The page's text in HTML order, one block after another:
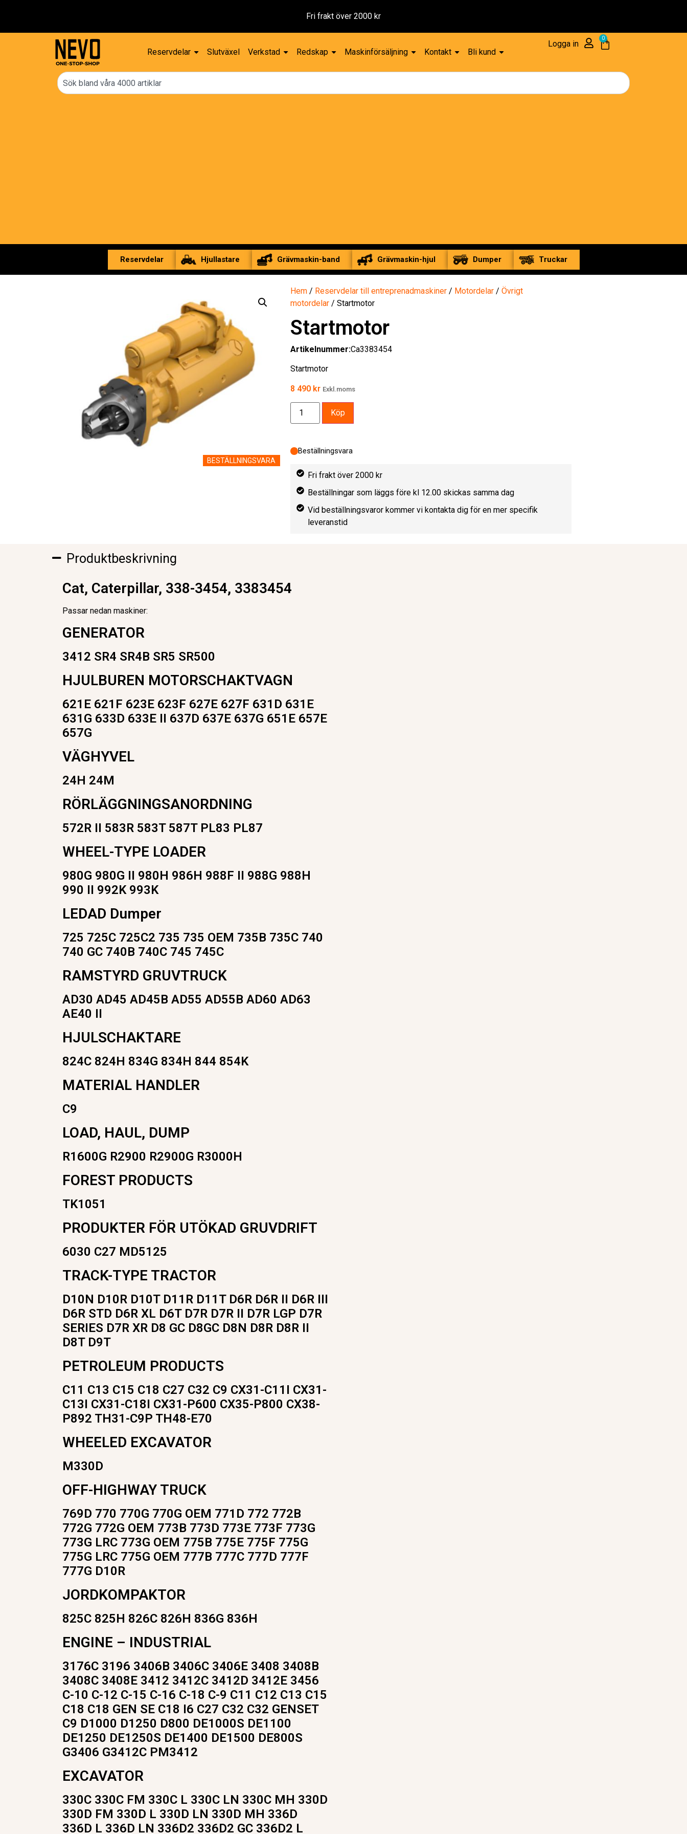
Reservdelar Slutväxel Verkstad Redskap Maskinförsäljning Kontakt Bli kund
Logga in
0
Reservdelar Hjullastare Grävmaskin-band Grävmaskin-hjul Dumper Truckar
BESTÄLLNINGSVARA
Hem / Reservdelar till entreprenadmaskiner / Motordelar / Övrigt
motordelar / Startmotor
Startmotor
Artikelnummer:Ca3383454
Startmotor
8 490 kr Exkl.moms
Beställningsvara
Köp
Fri frakt över 2000 kr
Beställningar som läggs före kl 12.00 skickas samma dag
Vid beställningsvaror kommer vi kontakta dig för en mer specifik
leveranstid
Produktbeskrivning
Cat, Caterpillar, 338-3454, 3383454
Passar nedan maskiner:
GENERATOR
3412 SR4 SR4B SR5 SR500
HJULBUREN MOTORSCHAKTVAGN
621E 621F 623E 623F 627E 627F 631D 631E
631G 633D 633E II 637D 637E 637G 651E 657E
657G
VÄGHYVEL
24H 24M
RÖRLÄGGNINGSANORDNING
572R II 583R 583T 587T PL83 PL87
WHEEL-TYPE LOADER
980G 980G II 980H 986H 988F II 988G 988H
990 II 992K 993K
LEDAD Dumper
725 725C 725C2 735 735 OEM 735B 735C 740
740 GC 740B 740C 745 745C
RAMSTYRD GRUVTRUCK
AD30 AD45 AD45B AD55 AD55B AD60 AD63
AE40 II
HJULSCHAKTARE
824C 824H 834G 834H 844 854K
MATERIAL HANDLER
C9
LOAD, HAUL, DUMP
R1600G R2900 R2900G R3000H
FOREST PRODUCTS
TK1051
PRODUKTER FÖR UTÖKAD GRUVDRIFT
6030 C27 MD5125
TRACK-TYPE TRACTOR
D10N D10R D10T D11R D11T D6R D6R II D6R III
D6R STD D6R XL D6T D7R D7R II D7R LGP D7R
SERIES D7R XR D8 GC D8GC D8N D8R D8R II
D8T D9T
PETROLEUM PRODUCTS
C11 C13 C15 C18 C27 C32 C9 CX31-C11I CX31-
C13I CX31-C18I CX31-P600 CX35-P800 CX38-
P892 TH31-C9P TH48-E70
WHEELED EXCAVATOR
M330D
OFF-HIGHWAY TRUCK
769D 770 770G 770G OEM 771D 772 772B
772G 772G OEM 773B 773D 773E 773F 773G
773G LRC 773G OEM 775B 775E 775F 775G
775G LRC 775G OEM 777B 777C 777D 777F
777G D10R
JORDKOMPAKTOR
825C 825H 826C 826H 836G 836H
ENGINE – INDUSTRIAL
3176C 3196 3406B 3406C 3406E 3408 3408B
3408C 3408E 3412 3412C 3412D 3412E 3456
C-10 C-12 C-15 C-16 C-18 C-9 C11 C12 C13 C15
C18 C18 GEN SE C18 I6 C27 C32 C32 GENSET
C9 D1000 D1250 D800 DE1000S DE1100
DE1250 DE1250S DE1400 DE1500 DE800S
G3406 G3412C PM3412
EXCAVATOR
330C 330C FM 330C L 330C LN 330C MH 330D
330D FM 330D L 330D LN 330D MH 336D
336D L 336D LN 336D2 336D2 GC 336D2 L